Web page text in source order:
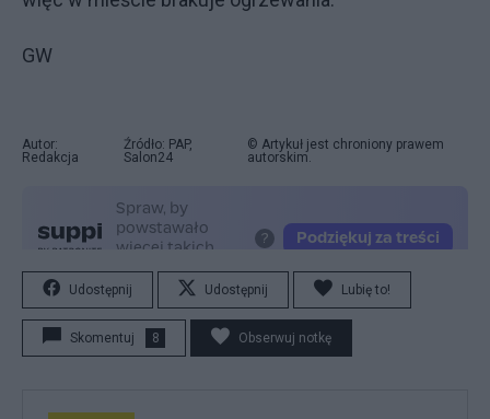
GW
Autor:
Redakcja
Źródło: PAP,
Salon24
© Artykuł jest chroniony prawem
autorskim.
Udostępnij Udostępnij Lubię to!
Skomentuj 8 Obserwuj notkę